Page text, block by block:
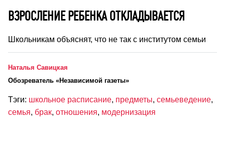
ВЗРОСЛЕНИЕ РЕБЕНКА ОТКЛАДЫВАЕТСЯ
Школьникам объяснят, что не так с институтом семьи
Наталья Савицкая
Обозреватель «Независимой газеты»
Тэги: школьное расписание, предметы, семьеведение,
семья, брак, отношения, модернизация